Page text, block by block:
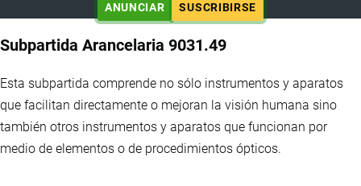
ANUNCIAR
SUSCRIBIRSE
Subpartida Arancelaria 9031.49
Esta subpartida comprende no sólo instrumentos y aparatos
que facilitan directamente o mejoran la visión humana sino
también otros instrumentos y aparatos que funcionan por
medio de elementos o de procedimientos ópticos.